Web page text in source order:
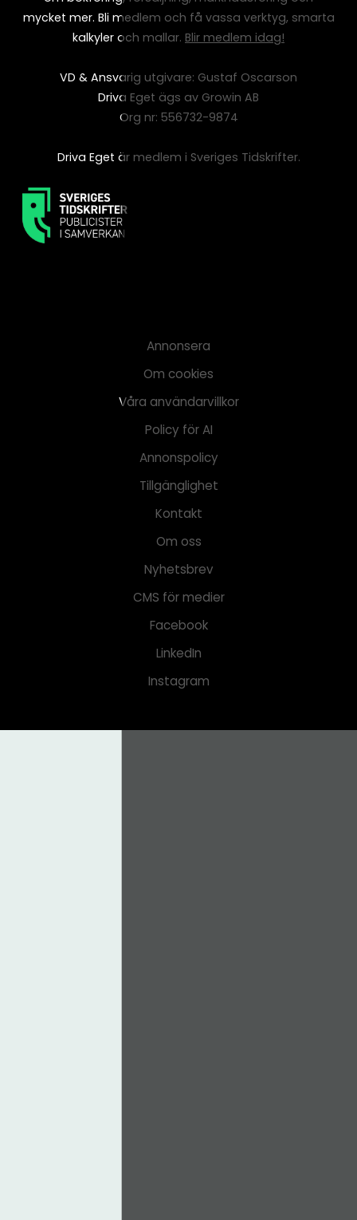
mycket mer. Bli medlem och få vassa verktyg, smarta
kalkyler och mallar. Blir medlem idag!
VD & Ansvarig utgivare: Gustaf Oscarson
Driva Eget ägs av Growin AB
Org nr: 556732-9874
Driva Eget är medlem i Sveriges Tidskrifter.
Annonsera
Om cookies
Våra användarvillkor
Policy för AI
Annonspolicy
Tillgänglighet
Kontakt
Om oss
Nyhetsbrev
CMS för medier
Facebook
LinkedIn
Instagram